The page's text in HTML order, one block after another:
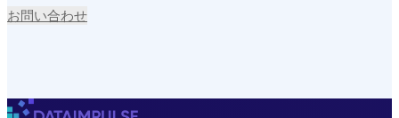
お問い合わせ